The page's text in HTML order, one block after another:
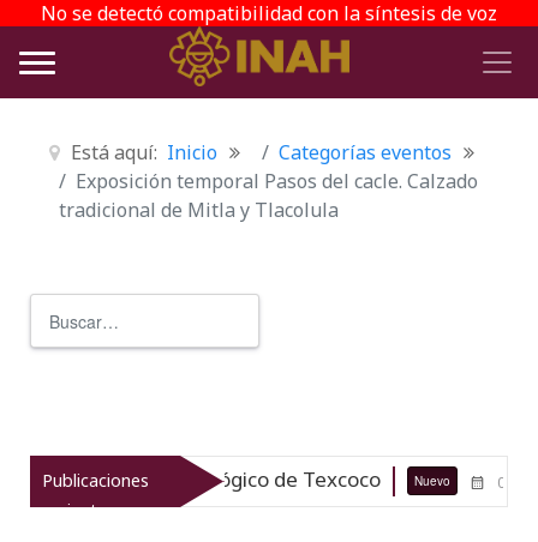
No se detectó compatibilidad con la síntesis de voz
Está aquí: Inicio
Categorías eventos
Exposición temporal Pasos del cacle. Calzado
tradicional de Mitla y Tlacolula
Publicaciones
recientes
arqueológico de Texcoco Nuevo 07-08-26